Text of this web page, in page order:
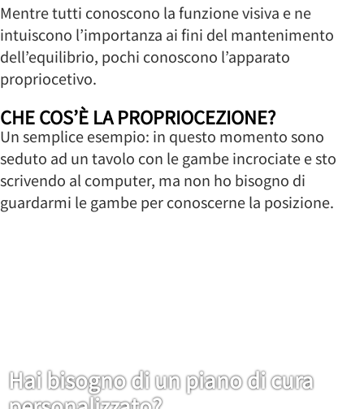
Mentre tutti conoscono la funzione visiva e ne
intuiscono l’importanza ai fini del mantenimento
dell’equilibrio, pochi conoscono l’apparato
propriocetivo.
CHE COS’È LA PROPRIOCEZIONE?
Un semplice esempio: in questo momento sono
seduto ad un tavolo con le gambe incrociate e sto
scrivendo al computer, ma non ho bisogno di
guardarmi le gambe per conoscerne la posizione.
Hai bisogno di un piano di cura